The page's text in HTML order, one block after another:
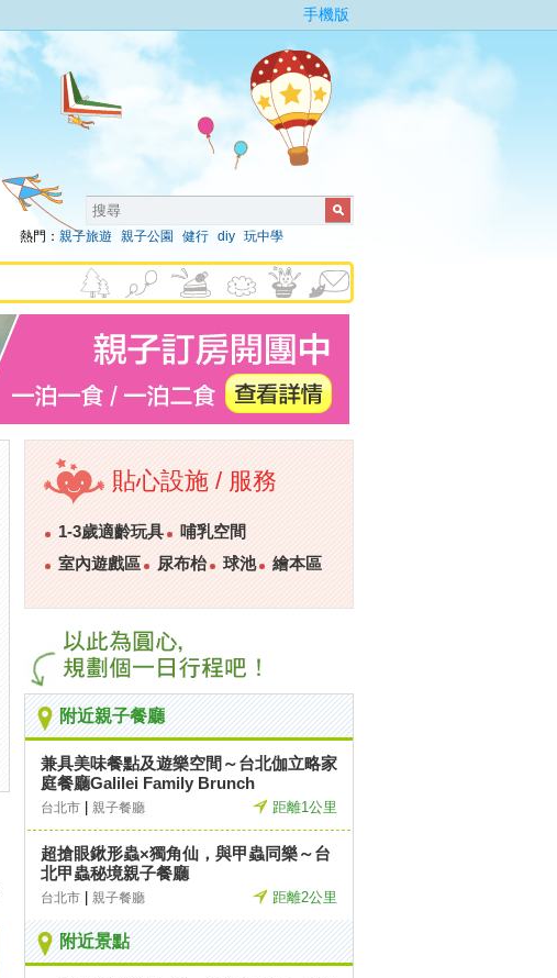
手機版
熱門： 親子旅遊 親子公園 健行 diy 玩中學
貼心設施 / 服務
1-3歲適齡玩具
哺乳空間
室內遊戲區
尿布枱 球池 繪本區
附近親子餐廳
兼具美味餐點及遊樂空間～台北伽立略家
庭餐廳Galilei Family Brunch
台北市 親子餐廳 距離1公里
超搶眼鍬形蟲×獨角仙，與甲蟲同樂～台
北甲蟲秘境親子餐廳
台北市 親子餐廳 距離2公里
附近景點